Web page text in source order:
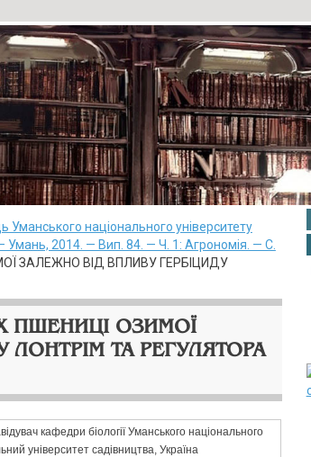
Уманського національного університету
Умань, 2014. — Вип. 84. — Ч. 1: Агрономія. — С.
ЗАЛЕЖНО ВІД ВПЛИВУ ГЕРБІЦИДУ
ПШЕНИЦІ ОЗИМОЇ
ТА РЕГУЛЯТОРА
кафедри біології Уманського національного
університет садівництва, Україна